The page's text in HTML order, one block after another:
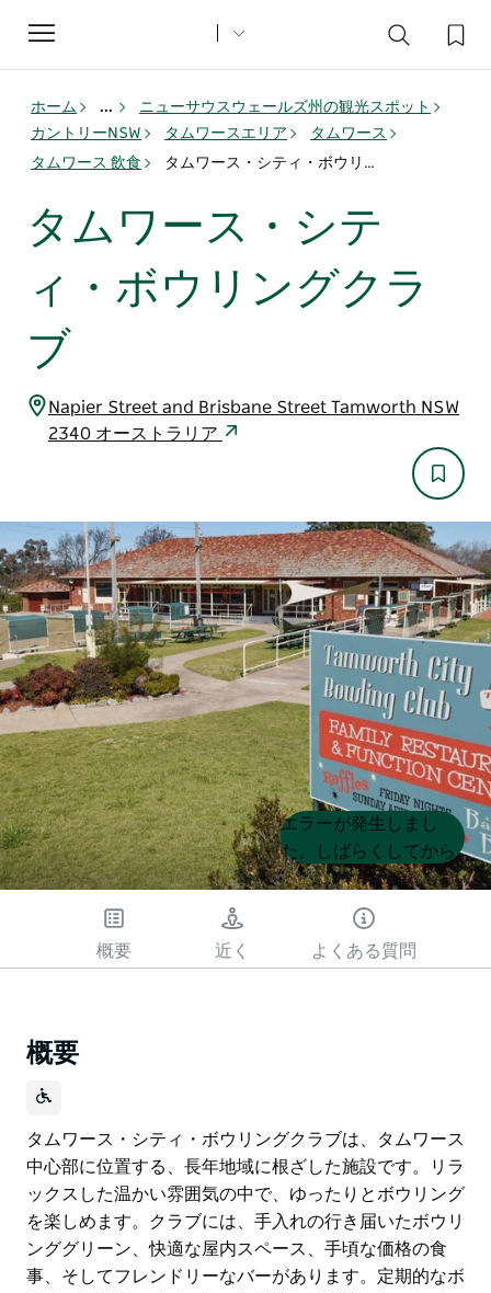
Toggle
navigation
ホーム ...
ニューサウスウェールズ州の観光スポット
カントリーNSW
タムワースエリア
タムワース
タムワース 飲食
タムワース・シティ・ボウリングクラブ
タムワース・シテ
ィ・ボウリングクラ
ブ
Napier Street and Brisbane Street Tamworth NSW
2340 オーストラリア
Product
List
Product
List
エラーが発生しまし
た。しばらくしてから
もう一度試してくださ
概要 近く よくある質問
概要
タムワース・シティ・ボウリングクラブは、タムワース
中心部に位置する、長年地域に根ざした施設です。リラ
ックスした温かい雰囲気の中で、ゆったりとボウリング
を楽しめます。クラブには、手入れの行き届いたボウリ
ンググリーン、快適な屋内スペース、手頃な価格の食
事、そしてフレンドリーなバーがあります。定期的なボ